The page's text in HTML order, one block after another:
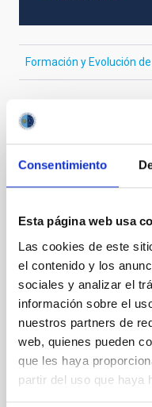
Consentimiento
Esta página web usa
Las cookies de este
el contenido y los
sociales y analizar el
información sobre el
nuestros partners de
web, quienes pueden
que les haya
partir del uso que haya
Formación y Evolución
Te puede
Magnetic Field
Cores in the
Core Scales
In a magnetically
we expect to see
field orientation of
cloud-scale
instead, however,
their angular
with respect to the